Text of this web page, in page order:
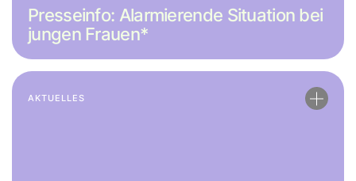
Presseinfo: Alarmierende Situation bei
jungen Frauen*
AKTUELLES